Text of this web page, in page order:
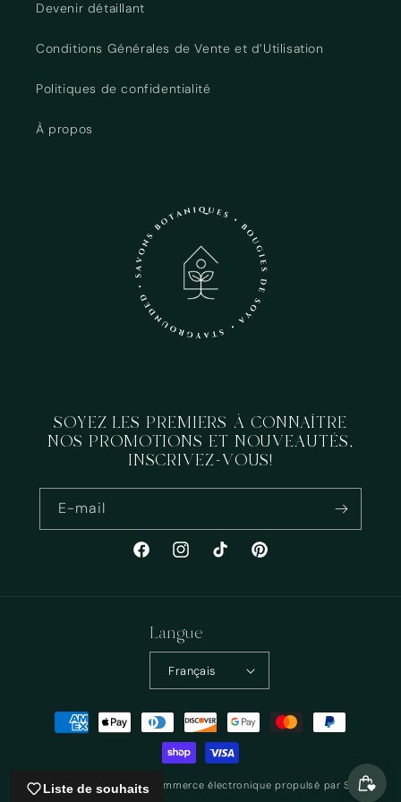
Devenir détaillant
Conditions Générales de Vente et d’Utilisation
Politiques de confidentialité
À propos
SOYEZ LES PREMIERS À CONNAÎTRE
NOS PROMOTIONS ET NOUVEAUTÉS,
INSCRIVEZ-VOUS!
E-mail
FacebookInstagramTikTok Pinterest
Langue
Français
Moyens
© 2026,Staygroundedco Commerce électronique propulsé par Shopify
Liste de souhaits